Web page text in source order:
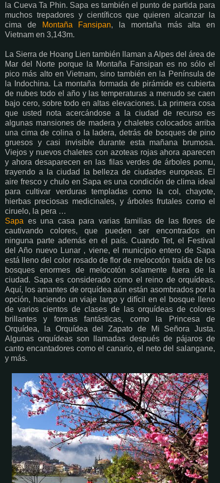
la Cueva Ta Phin. Sapa es también el punto de partida para
muchos trepadores y científicos que quieren alcanzar la
cima de
Montaña Fansipan, la montaña más alta en
Vietnam en 3,143m.
La Sierra de Hoang Lien también llaman a Alpes del área de
Mar del Norte porque la Montaña Fansipan es no sólo el
pico más alto en Vietnam, sino también en la Península de
la Indochina. La montaña formada de pirámide es cubierta
de nubes todo el año y las temperaturas a menudo se caen
bajo cero, sobre todo en altas elevaciones. La primera cosa
que usted nota acercándose a la ciudad de recurso es
algunas mansiones de madera y chaletes colocados arriba
una cima de colina o la ladera, detrás de bosques de pino
gruesos y casi invisible durante esta mañana brumosa.
Viejos y nuevos chaletes con azoteas rojas ahora aparecen
y ahora desaparecen en las filas verdes de árboles pomu,
trayendo a la ciudad la belleza de ciudades europeas. El
aire fresco y chulo en Sapa es una condición de clima ideal
para cultivar verduras templadas como la col, chayote,
hierbas preciosas medicinales, y árboles frutales como el
ciruelo, la pera …
Sapa es una casa para varias familias de las flores de
cautivando colores, que pueden ser encontrados en
ninguna parte además en el país. Cuando Tet, el Festival
del Año nuevo Lunar , viene, el municipio entero de Sapa
está lleno del color rosado de flor de melocotón traída de los
bosques enormes de melocotón solamente fuera de la
ciudad. Sapa es considerado como el reino de orquídeas.
Aquí, los amantes de orquídea aún están asombrados por la
opción, haciendo un viaje largo y difícil en el bosque lleno
de varios cientos de clases de las orquídeas de colores
brillantes y formas fantásticas, como la Princesa de
Orquídea, la Orquídea del Zapato de Mi Señora Justa.
Algunas orquídeas son llamadas después de pájaros de
canto encantadores como el canario, el neto del salangane,
y más.